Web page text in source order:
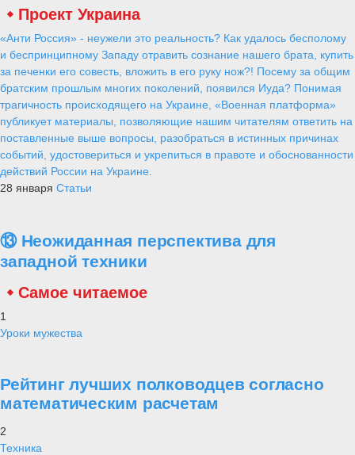
Проект Украина
«Анти Россия» - неужели это реальность? Как удалось бесполому
и беспринципному Западу отравить сознание нашего брата, купить
за печенки его совесть, вложить в его руку нож?! Посему за общим
братским прошлым многих поколений, появился Иуда? Понимая
трагичность происходящего на Украине, «Военная платформа»
публикует материалы, позволяющие нашим читателям ответить на
поставленные выше вопросы, разобраться в истинных причинах
событий, удостовериться и укрепиться в правоте и обоснованности
действий России на Украине.
28 января Статьи
⑬ Неожиданная перспектива для
западной техники
Самое читаемое
1
Уроки мужества
Рейтинг лучших полководцев согласно
математическим расчетам
2
Техника